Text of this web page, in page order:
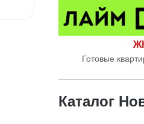
Готовые
Каталог